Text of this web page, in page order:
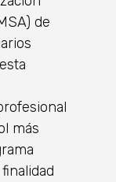
de
más